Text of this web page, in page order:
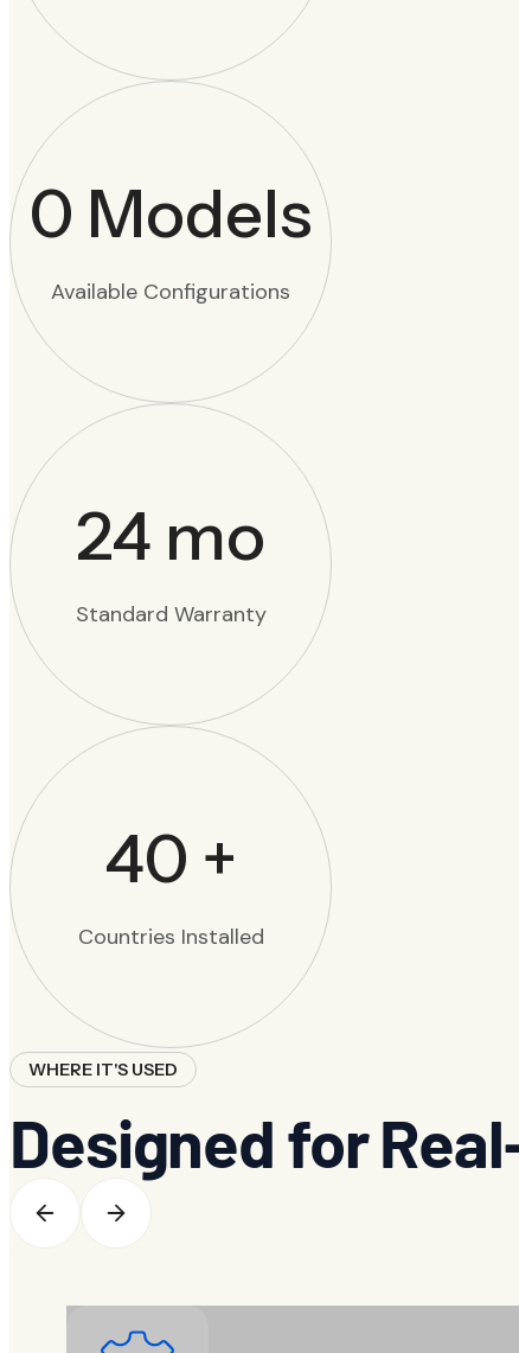
0 Models
Available Configurations
24 mo
Standard Warranty
40 +
Countries Installed
WHERE IT'S USED
Designed for